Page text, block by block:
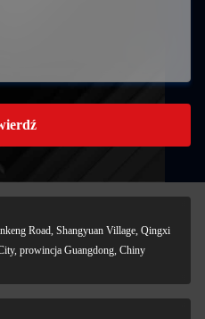
Road, Shangyuan Village, Qingxi
prowincja Guangdong, Chiny